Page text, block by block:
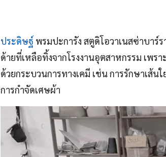
ประดิษฐ์ พรมปะการัง สตูดิโอวาเนสซ่าบาร์
ด้ายที่เหลือทิ้งจากโรงงานอุตสาหกรรม เพ
ด้วยกระบวนการทางเคมี เช่น การรักษาเส้น
การกำจัดเศษผ้า